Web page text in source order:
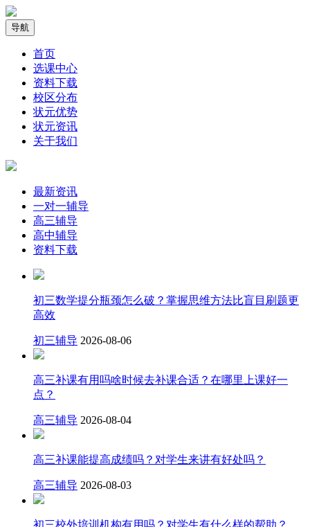
导航
首页
选课中心
资料下载
校区分布
状元优势
状元资讯
关于我们
最新资讯
一对一辅导
高三辅导
高中辅导
资料下载
​初三数学提分瓶颈怎么破？掌握思维方法比盲目刷题更
高效
初三辅导 2026-08-06
高三补课有用吗啥时候去补课合适？在哪里上课好一
点？
高三辅导 2026-08-04
高三补课能提高成绩吗？对学生来讲有好处吗？
高三辅导 2026-08-03
初三校外培训机构有用吗？对学生有什么样的帮助？